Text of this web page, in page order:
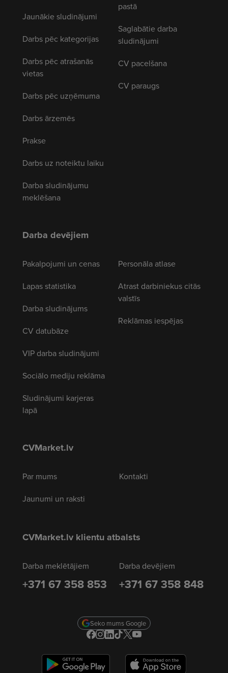
Jaunākie sludinājumi
Darbs pēc kategorijas
Darbs pēc atrašanās
vietas
Darbs pēc uzņēmuma
Darbs ārzemēs
Prakse
Darbs uz noteiktu laiku
Darba sludinājumu
meklēšana
pastā
Saglabātie darba
sludinājumi
CV pacelšana
CV paraugs
Darba devējiem
Pakalpojumi un cenas
Lapas statistika
Darba sludinājums
CV datubāze
VIP darba sludinājumi
Sociālo mediju reklāma
Sludinājumi karjeras
lapā
Personāla atlase
Atrast darbiniekus citās
valstīs
Reklāmas iespējas
CVMarket.lv
Par mums
Jaunumi un raksti
Kontakti
CVMarket.lv klientu atbalsts
Darba meklētājiem
+371 67 358 853
Darba devējiem
+371 67 358 848
Seko mums Google